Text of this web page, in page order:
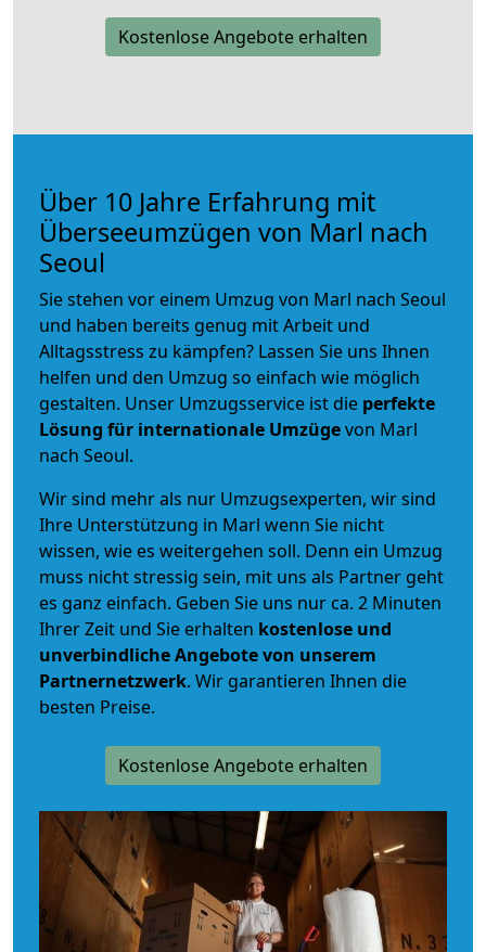
Kostenlose Angebote erhalten
Über 10 Jahre Erfahrung mit
Überseeumzügen von Marl nach
Seoul
Sie stehen vor einem Umzug von Marl nach Seoul
und haben bereits genug mit Arbeit und
Alltagsstress zu kämpfen? Lassen Sie uns Ihnen
helfen und den Umzug so einfach wie möglich
gestalten. Unser Umzugsservice ist die perfekte
Lösung für internationale Umzügevon Marl
nach Seoul.
Wir sind mehr als nur Umzugsexperten, wir sind
Ihre Unterstützung in Marl wenn Sie nicht
wissen, wie es weitergehen soll. Denn ein Umzug
muss nicht stressig sein, mit uns als Partner geht
es ganz einfach. Geben Sie uns nur ca. 2 Minuten
Ihrer Zeit und Sie erhalten kostenlose und
unverbindlicheAngebote von unserem
Partnernetzwerk. Wir garantieren Ihnen die
besten Preise.
Kostenlose Angebote erhalten